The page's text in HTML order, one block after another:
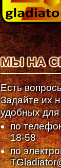
МЫ НА
Есть
Задайте их
удобных
по
18-58
по